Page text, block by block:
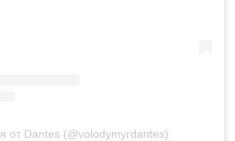
от Dantes (@volodymyrdantes)